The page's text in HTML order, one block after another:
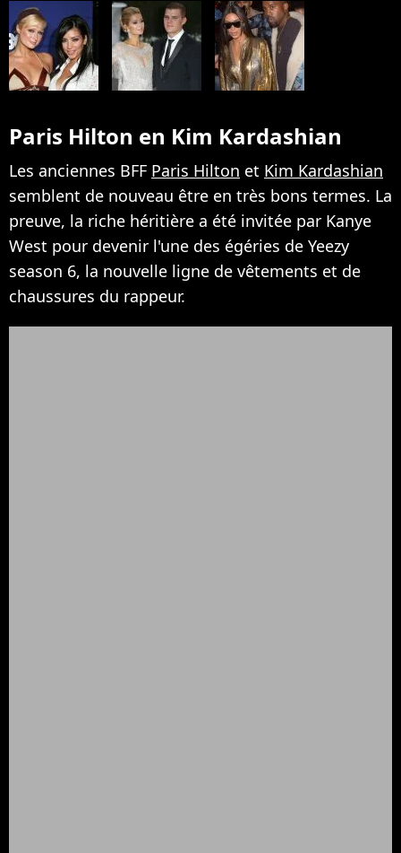
Paris Hilton en Kim Kardashian
Les anciennes BFF Paris Hilton et Kim Kardashian
semblent de nouveau être en très bons termes. La
preuve, la riche héritière a été invitée par Kanye
West pour devenir l'une des égéries de Yeezy
season 6, la nouvelle ligne de vêtements et de
chaussures du rappeur.